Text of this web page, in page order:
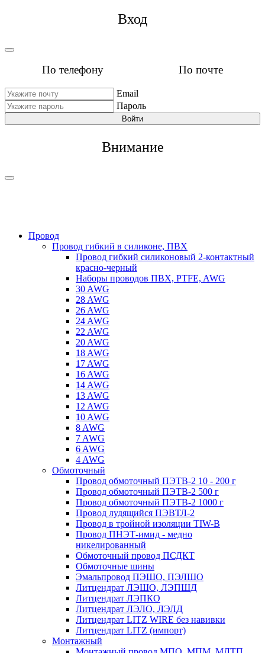
Вход
По телефону По почте
Email
Пароль
Войти
Внимание
Провод
Провод гибкий в силиконе, ПВХ
Провод гибкий силиконовый 2-контактный
красно-черный
Наборы проводов ПВХ, PTFE, AWG
30 AWG
28 AWG
26 AWG
24 AWG
22 AWG
20 AWG
18 AWG
17 AWG
16 AWG
14 AWG
13 AWG
12 AWG
10 AWG
8 AWG
7 AWG
6 AWG
4 AWG
Обмоточный
Провод обмоточный ПЭТВ-2 10 - 200 г
Провод обмоточный ПЭТВ-2 500 г
Провод обмоточный ПЭТВ-2 1000 г
Провод лудящийся ПЭВТЛ-2
Провод в тройной изоляции TIW-B
Провод ПНЭТ-имид - медно
никелированный
Обмоточный провод ПСДКТ
Обмоточные шины
Эмальпровод ПЭШО, ПЭЛШО
Литцендрат ЛЭШО, ЛЭПШД
Литцендрат ЛЭПКО
Литцендрат ЛЭЛО, ЛЭЛД
Литцендрат LITZ WIRE без навивки
Литцендрат LITZ (импорт)
Монтажный